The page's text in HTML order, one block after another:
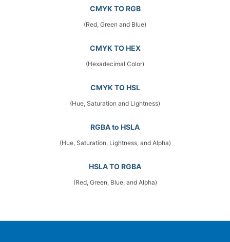
CMYK TO RGB
(Red, Green and Blue)
CMYK TO HEX
(Hexadecimal Color)
CMYK TO HSL
(Hue, Saturation and Lightness)
RGBA to HSLA
(Hue, Saturation, Lightness, and Alpha)
HSLA TO RGBA
(Red, Green, Blue, and Alpha)